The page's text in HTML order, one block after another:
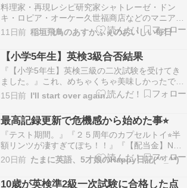
料理家・再現レシピ研究家シャトレーゼ・ドン
キ・ロピア・オーケー久世福商店などのマニアの
稲垣飛鳥です。大学１年生の息子高校１年生の娘
がいます。 娘用に注文したライトめっちゃいいっ
て 充電式でスリムで使わない時はぺったんこに
調光など好みに合わせられるしタイマーも付いて
います 51…
11日前 稲垣飛鳥のあすかふぇのおいしい毎日
【小学5年生】英検3級合否結果
『【小学5年生】英検三級の二次試験を受けてき
ました。』これ、めちゃくちゃ美味しかったです
☝️お酒好きな方にオススメ✨***さて、今日は娘の
英検3級の二次試験（面接）でした。主人は出張
中のため、私一人で付き添いです…ameblo.jp以
前、英検3級二次試験について記事を書きまし
た…
15日前 I'll start over again.
最高記録更新で危機感から始めた事⭐︎
『テスト期間。』『２５周年のカプセルトイ⭐︎半
額リンツが凄すぎてぽち！！』『【配当金】NTT
とうさちゃん⭐︎』『嵐のラストライブ日のディズ
ニー⭐︎』『リンツ無料で１４個貰えた…
ameblo.jp『中1英検2級二次試験結果⭐︎』『天王洲
20日前 たまに英語、5才娘のHappy日記(*^_^*)
10歳が英検準2級一次試験に合格した点